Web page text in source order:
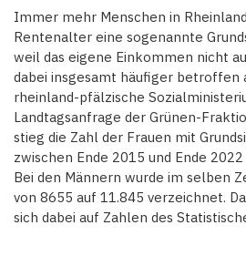
Immer mehr Menschen in
Rentenalter eine sogenannte
weil das eigene Einkommen nicht
dabei insgesamt häufiger betroffen
rheinland-pfälzische
Landtagsanfrage der Grünen-
stieg die Zahl der Frauen mit
zwischen Ende 2015 und Ende
Bei den Männern wurde im selben
von 8655 auf 11.845 verzeichnet.
sich dabei auf Zahlen des